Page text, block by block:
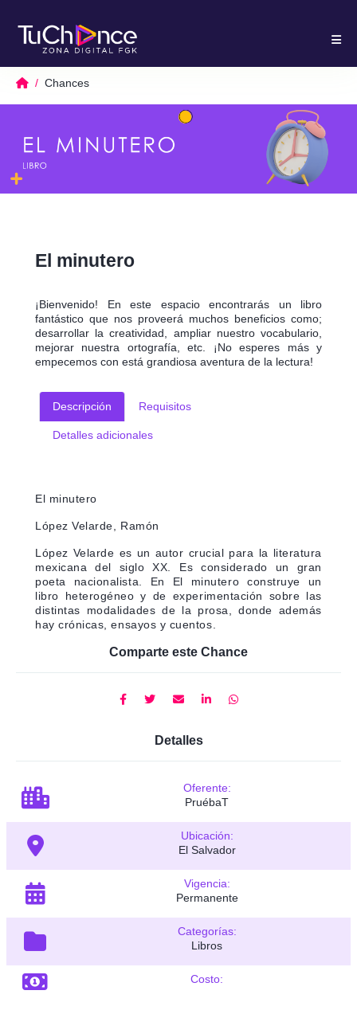
Chances
El minutero
¡Bienvenido! En este espacio encontrarás un libro
fantástico que nos proveerá muchos beneficios como;
desarrollar la creatividad, ampliar nuestro vocabulario,
mejorar nuestra ortografía, etc. ¡No esperes más y
empecemos con está grandiosa aventura de la lectura!
Descripción Requisitos
Detalles adicionales
El minutero
López Velarde, Ramón
López Velarde es un autor crucial para la literatura
mexicana del siglo XX. Es considerado un gran
poeta nacionalista. En El minutero construye un
libro heterogéneo y de experimentación sobre las
distintas modalidades de la prosa, donde además
hay crónicas, ensayos y cuentos.
Comparte este Chance
Detalles
Oferente:
PruébaT
Ubicación:
El Salvador
Vigencia:
Permanente
Categorías:
Libros
Costo: